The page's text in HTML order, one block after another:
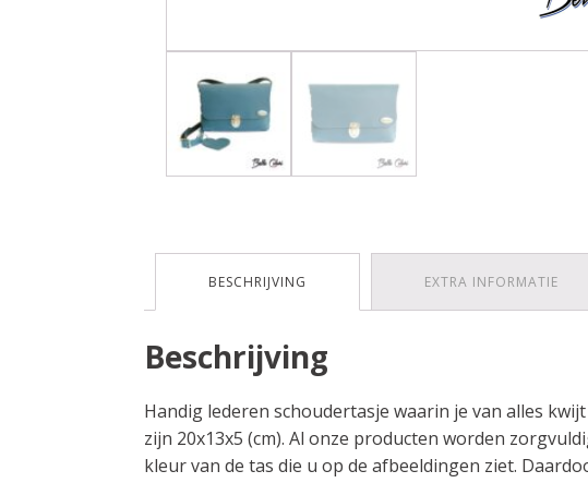
BESCHRIJVING EXTRA INFORMATIE
Beschrijving
Handig lederen schoudertasje waarin je van alles
zijn 20x13x5 (cm). Al onze producten worden
kleur van de tas die u op de afbeeldingen ziet.